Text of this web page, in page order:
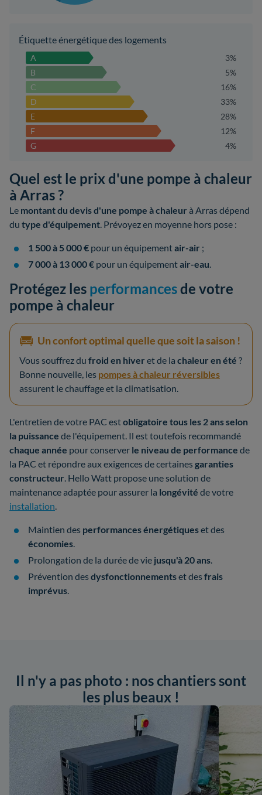
Étiquette énergétique des logements
A
3%
B
5%
C
16%
D
33%
E
28%
F
12%
G
4%
Quel est le prix d'une pompe à chaleur
à Arras ?
Le montant du devis d'une pompe à chaleur à Arras dépend
du type d'équipement. Prévoyez en moyenne hors pose :
1 500 à 5 000 € pour un équipementair-air ;
7 000 à 13 000 € pour un équipementair-eau.
Protégez les performancesde votre
pompe à chaleur
Un confort optimal quelle que soit la saison !
Vous souffrez du froid en hiver et de la chaleur en été ?
Bonne nouvelle, les pompes à chaleur réversibles
assurent le chauffage et la climatisation.
L'entretien de votre PAC estobligatoire tous les 2 ans selon
la puissance de l'équipement. Il est toutefois recommandé
chaque année pour conserver le niveau de performance de
la PAC et répondre aux exigences de certainesgaranties
constructeur. Hello Watt propose une solution de
maintenance adaptée pour assurer la longévité de votre
installation.
Maintien des performances énergétiqueset des
économies.
Prolongation de la durée de vie jusqu'à 20 ans.
Prévention desdysfonctionnementset desfrais
imprévus.
Il n'y a pas photo : nos chantiers sont
les plus beaux !